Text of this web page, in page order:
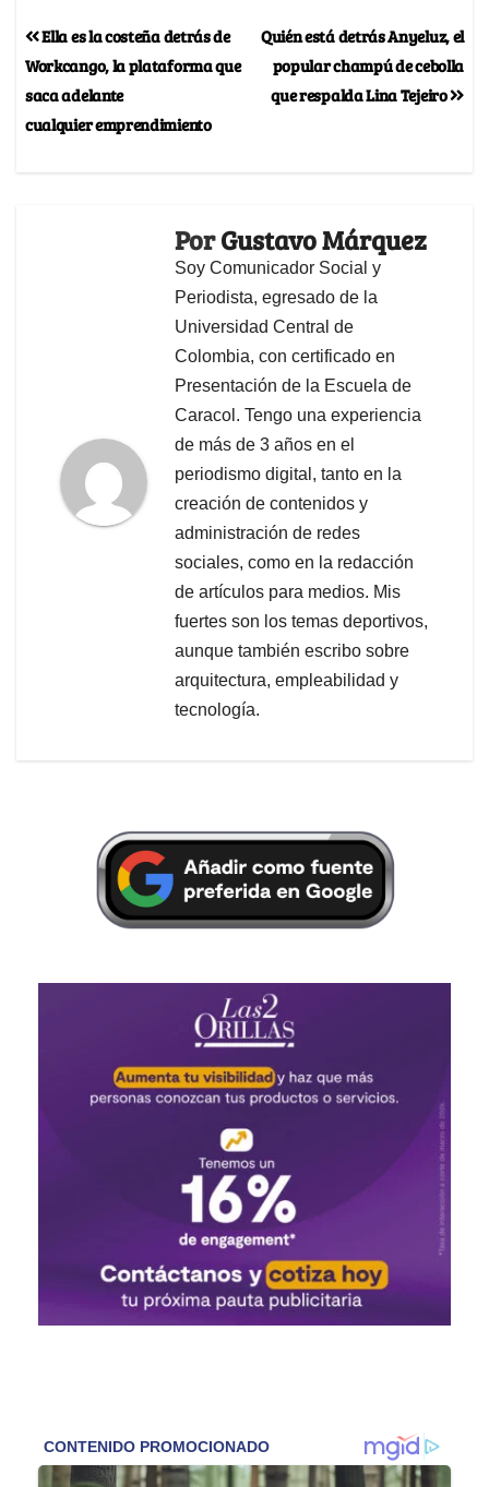
Quién está detrás Anyeluz, el
popular champú de cebolla
que respalda Lina Tejeiro
Ella es la costeña detrás de
Workcango, la plataforma que
saca adelante
cualquier emprendimiento
PorGustavo Márquez
Soy Comunicador Social y
Periodista, egresado de la
Universidad Central de
Colombia, con certificado en
Presentación de la Escuela de
Caracol. Tengo una experiencia
de más de 3 años en el
periodismo digital, tanto en la
creación de contenidos y
administración de redes
sociales, como en la redacción
de artículos para medios. Mis
fuertes son los temas deportivos,
aunque también escribo sobre
arquitectura, empleabilidad y
tecnología.